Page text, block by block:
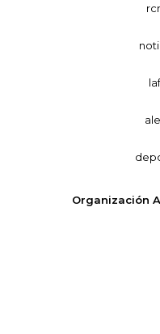
Organización